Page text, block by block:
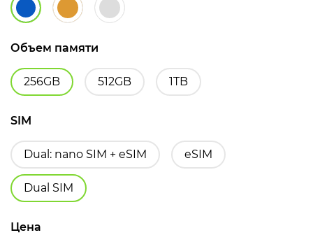
Объем памяти
256GB 512GB 1TB
SIM
Dual: nano SIM + eSIM eSIM
Dual SIM
Цена